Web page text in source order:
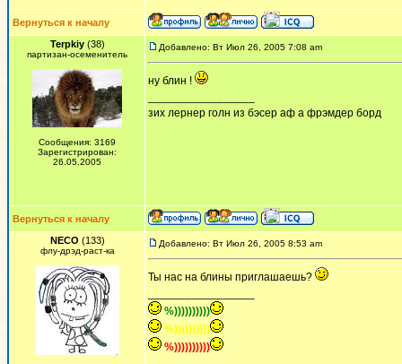
Вернуться к началу
Terpkiy(38)
партизан-осеменитель
Сообщения: 3169
Зарегистрирован:
26.05.2005
Добавлено: Вт Июл 26, 2005 7:08 am
ну блин !
зих лернер голн из бэсер аф а фрэмдер борд
Вернуться к началу
NECO (133)
флу-дрэд-раст-ка
Добавлено: Вт Июл 26, 2005 8:53 am
Ты нас на блины приглашаешь?
%))))))))))
%))))))))))
%))))))))))